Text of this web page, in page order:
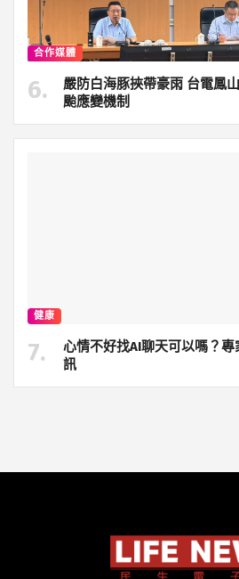
合作媒體
嚴防白海豚挾帶豪雨 台電鳳
颱應變機制
健康
心情不好找AI聊天可以嗎？
訊